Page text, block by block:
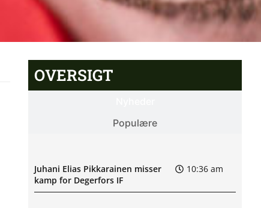
OVERSIGT
Populære
Juhani Elias Pikkarainen misser
kamp for Degerfors IF
10:36 am